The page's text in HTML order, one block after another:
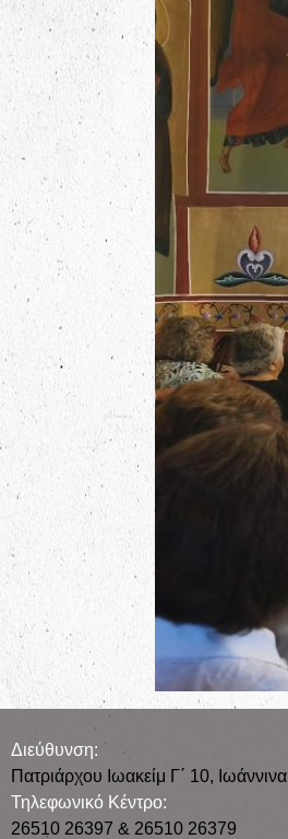
Διεύθυνση:
Πατριάρχου Ιωακείμ Γ΄ 10, Iωάννινα
Τηλεφωνικό Κέντρο:
26510 26397 & 26510 26379